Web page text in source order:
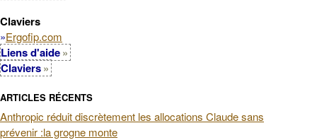
Claviers
»Ergofip.com
Liens d'aide
Claviers
ARTICLES RÉCENTS
Anthropic réduit discrètement les allocations Claude sans
prévenir :la grogne monte